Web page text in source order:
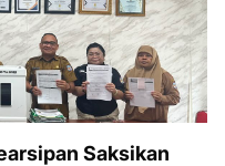
Saksikan